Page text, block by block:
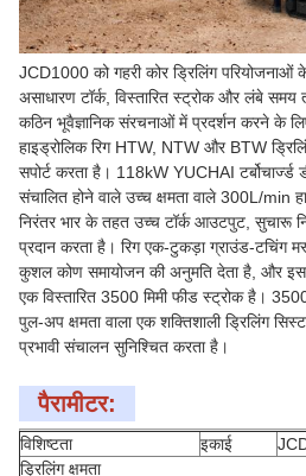
JCD1000 को गहरी कोर ड्रिलिंग परियोजनाओं
असाधारण टॉर्क, विस्तारित स्ट्रोक और लंबे
कठिन भूवैज्ञानिक संरचनाओं में प्रदर्शन करने के
हाइड्रोलिक रिग HTW, NTW और BTW
सपोर्ट करता है। 118kW YUCHAI
संचालित होने वाले उच्च क्षमता वाले 300L/min
निरंतर भार के तहत उच्च टॉर्क आउटपुट, सुचारू
प्रदान करता है। रिग एक-टुकड़ा ग्राउंड-
कुशल कोण समायोजन की अनुमति देता है, और
एक विस्तारित 3500 मिमी फीड स्ट्रोक है।
पुल-अप क्षमता वाला एक शक्तिशाली ड्रिलिंग
प्रभावी संचालन सुनिश्चित करता है।
पैरामीटर:
विशिष्टता इकाई
ड्रिलिंग क्षमता